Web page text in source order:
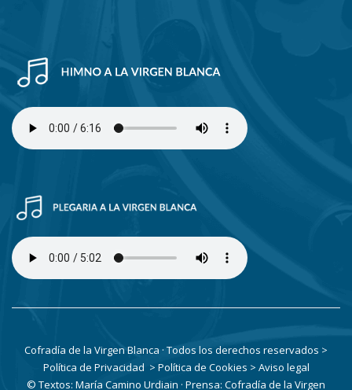
Cofradía de la Virgen Blanca · Todos los derechos reservados >
Política de Privacidad > Política de Cookies > Aviso legal
© Textos: María Camino Urdiain · Prensa: Cofradía de la Virgen